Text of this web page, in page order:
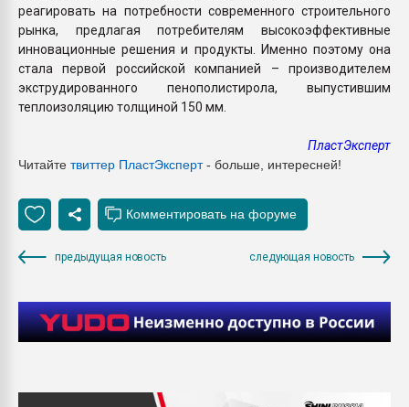
реагировать на потребности современного строительного
рынка, предлагая потребителям высокоэффективные
инновационные решения и продукты. Именно поэтому она
стала первой российской компанией – производителем
экструдированного пенополистирола, выпустившим
теплоизоляцию толщиной 150 мм.
ПластЭксперт
Читайте твиттер ПластЭксперт- больше, интересней!
предыдущая новость следующая новость